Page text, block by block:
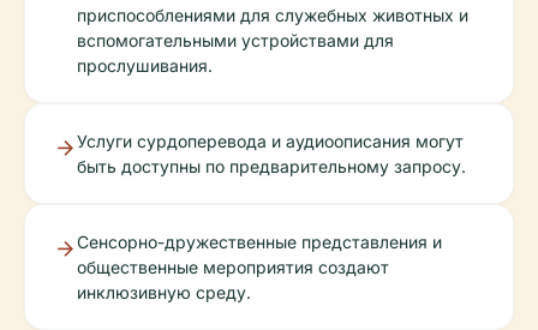
приспособлениями для служебных животных и
вспомогательными устройствами для
прослушивания.
Услуги сурдоперевода и аудиоописания могут
быть доступны по предварительному запросу.
Сенсорно-дружественные представления и
общественные мероприятия создают
инклюзивную среду.